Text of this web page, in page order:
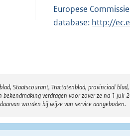
n
k
:
Europese
database: E
n
e
i
http://
Staatscourant, Tractatenblad, provinciaal
verdragen voor zover ze na 1
worden bij wijze van service aangeboden.